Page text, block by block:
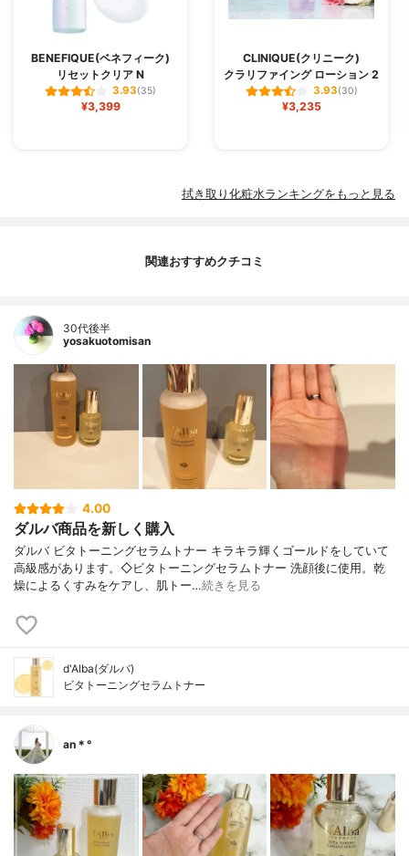
BENEFIQUE(ベネフィーク)
リセットクリア N
3.93(35)
¥3,399
CLINIQUE(クリニーク)
クラリファイング ローション 2
3.93(30)
¥3,235
拭き取り化粧水ランキングをもっと見る
関連おすすめクチコミ
30代後半
yosakuotomisan
4.00
ダルバ商品を新しく購入
ダルバ ビタトーニングセラムトナー キラキラ輝くゴールドをしていて
高級感があります。◇ビタトーニングセラムトナー 洗顔後に使用。乾
燥によるくすみをケアし、肌トー…続きを見る
d'Alba(ダルバ)
ビタトーニングセラムトナー
an＊°